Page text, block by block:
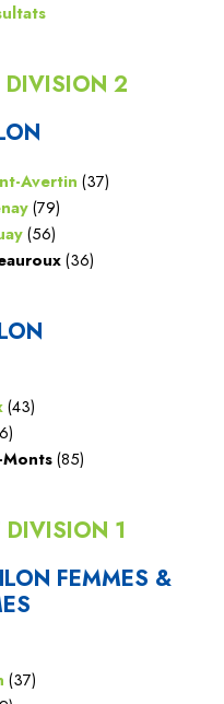
2
Avertin (37)
(79)
(56)
(36)
(43)
Monts(85)
1
FEMMES &
(37)